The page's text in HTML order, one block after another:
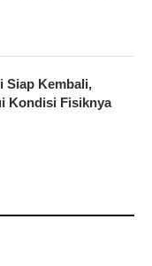
Siap Kembali,
Kondisi Fisiknya